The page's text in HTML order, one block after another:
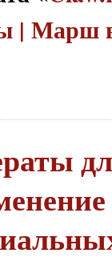
| Марш